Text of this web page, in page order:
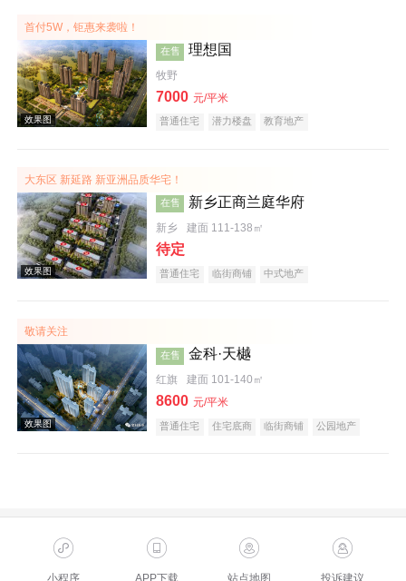
效果图
首付5W，钜惠来袭啦！
在售 理想国
牧野
7000 元/平米
普通住宅 潜力楼盘 教育地产
大东区 新延路 新亚洲品质华宅！
在售 新乡正商兰庭华府
新乡 建面 111-138㎡
待定
普通住宅 临街商铺 中式地产
敬请关注
在售 金科·天樾
红旗 建面 101-140㎡
8600 元/平米
普通住宅 住宅底商 临街商铺
公园地产